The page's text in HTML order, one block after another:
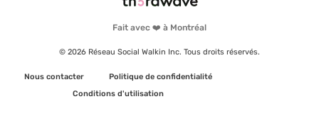
Fait avec ❤️ à Montréal
© 2026 Réseau Social Walkin Inc. Tous droits réservés.
Nous contacter
Politique de confidentialité
Conditions d'utilisation